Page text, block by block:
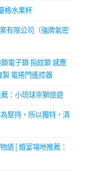
格水果杯
有限公司（強牌氣密
電子鎖 指紋鎖 感應
製 電捲門遙控器
：小琉球崇獅旅遊
堅持，所以獨特，清
語│婚宴場地推薦：